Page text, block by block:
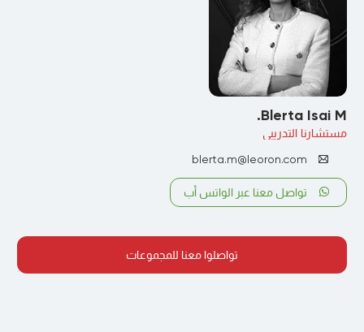
Blerta Isai M.
مستشارنا التدريبي
blerta.m@leoron.com
تواصل معنا عبر الواتس أب
تواصلوا معنا للمجموعات